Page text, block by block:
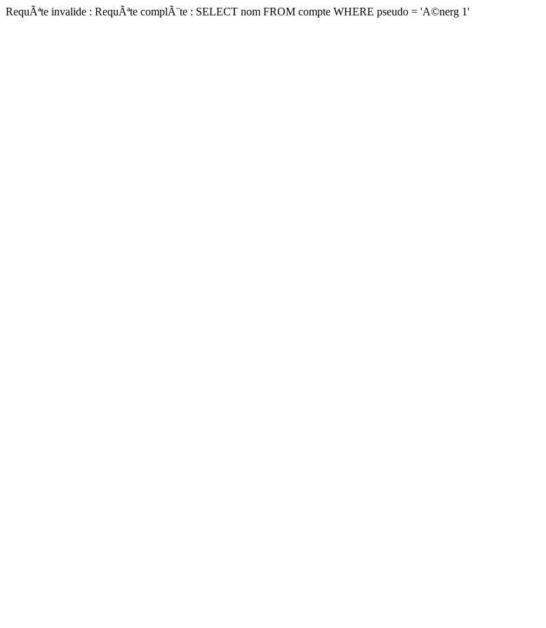
RequÃªte invalide : RequÃªte complÃ¨te : SELECT nom FROM compte WHERE pseudo = 'A©nerg 1'